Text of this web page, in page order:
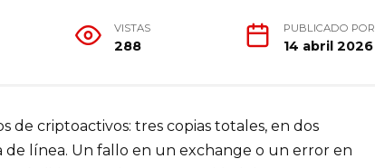
VISTAS
288
PUBLICADO POR
14 abril 2026
de criptoactivos: tres copias totales, en dos
línea. Un fallo en un exchange o un error en